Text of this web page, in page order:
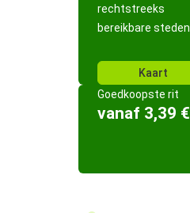
rechtstreeks
bereikbare steden
Kaart
Goedkoopste rit
vanaf 3,39 €